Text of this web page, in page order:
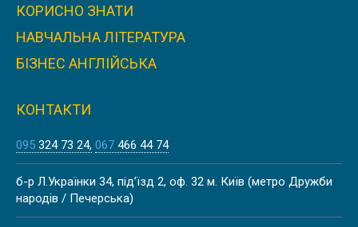
КОЛЕДЖ D’OVERBROECK’S
COLLEGE | ОКСФОРД, АНГЛІЯ
BRITISH NATIONAL HIGH SCHOOL
DIPLOMA A-LEVEL ОНЛАЙН,
HARROW SCHOOL, СРЕДНЕЕ
ОБРАЗОВАНИЕ, АНГЛИЯ
КОРИСНО ЗНАТИ
НАВЧАЛЬНА ЛІТЕРАТУРА
БІЗНЕС АНГЛІЙСЬКА
КОНТАКТИ
095 324 73 24 067 466 44 74
б-р Л.Українки 34, під’їзд 2, оф. 32 м. Київ (метро Дружби
народів / Печерська)